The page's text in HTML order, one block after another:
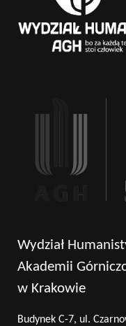
Wydział
Akademii
w Krakowie
Budynek C-7, ul.